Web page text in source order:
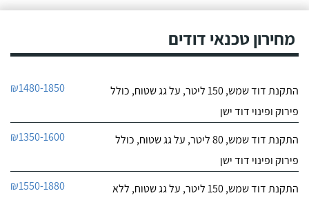
מחירון טכנאי דודים
התקנת דוד שמש, 150 ליטר, על גג שטוח, כולל
פירוק ופינוי דוד ישן
₪1480-1850
התקנת דוד שמש, 80 ליטר, על גג שטוח, כולל
פירוק ופינוי דוד ישן
₪1350-1600
התקנת דוד שמש, 150 ליטר, על גג שטוח, ללא
₪1550-1880